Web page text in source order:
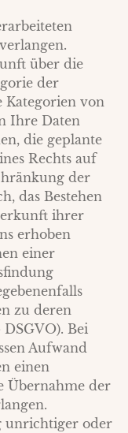
über die
der
Kategorien von
Ihre Daten
die geplante
Rechts auf
der
das Bestehen
ihrer
erhoben
einer
zu deren
Bei
Aufwand
einen
Übernahme der
unrichtiger oder